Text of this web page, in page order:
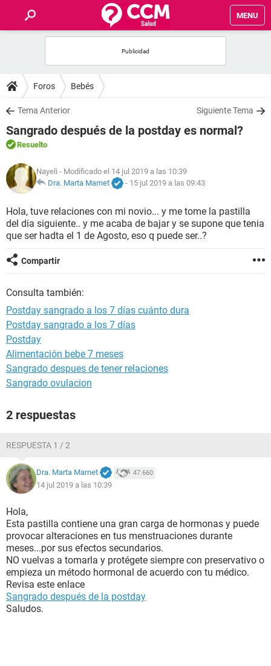
MENU
FOROS
SALUD
FAMILIA
NUTRICIÓN
SEXUALIDAD
GLOSARIO
Foros Bebés
Tema Anterior Siguiente Tema
Sangrado después de la postday es normal?
Resuelto
Nayeli - Modificado el 14 jul 2019 a las 10:39
Dra. Marta Marnet
- 15 jul 2019 a las 09:43
Hola, tuve relaciones con mi novio... y me tome la pastilla
del dia siguiente.. y me acaba de bajar y se supone que tenia
que ser hadta el 1 de Agosto, eso q puede ser..?
Compartir
Consulta también:
Postday sangrado a los 7 días cuánto dura
Postday sangrado a los 7 días
Postday
Alimentación bebe 7 meses
Sangrado despues de tener relaciones
Sangrado ovulacion
2 respuestas
RESPUESTA 1 / 2
Dra. Marta Marnet 47.660
14 jul 2019 a las 10:39
Hola,
Esta pastilla contiene una gran carga de hormonas y puede
provocar alteraciones en tus menstruaciones durante
meses...por sus efectos secundarios.
NO vuelvas a tomarla y protégete siempre con preservativo o
empieza un método hormonal de acuerdo con tu médico.
Revisa este enlace
Sangrado después de la postday
Saludos.